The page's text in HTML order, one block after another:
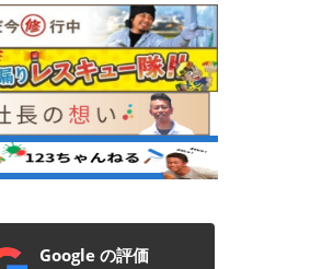
Google の評価